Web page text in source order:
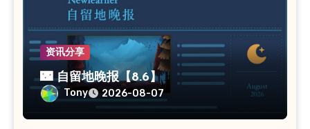
资讯分享
🌃 自留地晚报【8.6】
Tony 2026-08-07